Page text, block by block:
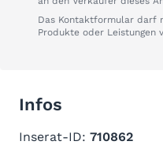
Das Kontaktformular darf
Produkte oder Leistungen
Infos
Inserat-ID: 710862